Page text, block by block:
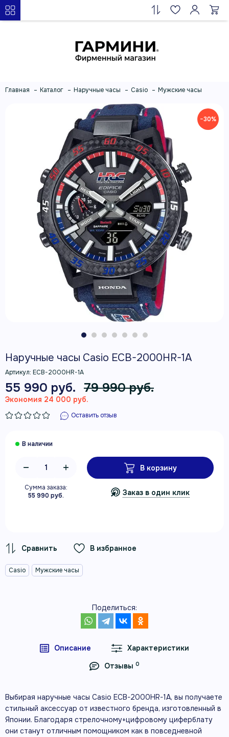
Главная Каталог Наручные часы Casio Мужские часы
−30%
Наручные часы Casio ECB-2000HR-1A
Артикул: ECB-2000HR-1A
55 990 руб. 79 990 руб.
Экономия 24 000 руб.
Оставить отзыв
Сумма заказа:
55 990 руб.
В корзину
Заказ в один клик
В избранное
Casio Мужские часы
Поделиться:
Описание
Характеристики
Отзывы 0
Выбирая наручные часы Casio ECB-2000HR-1A, вы получаете
стильный аксессуар от известного бренда, изготовленный в
Японии. Благодаря стрелочному+цифровому циферблату
они станут отличным помощником как в повседневной